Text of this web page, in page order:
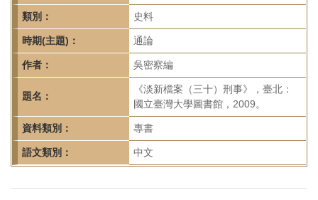
灣
史
研
究
所-
首
頁
類別： 史料
時期(主題)： 通論
作者： 吳密察編
題名：
《淡新檔案（三十）刑事》，臺北：
國立臺灣大學圖書館，2009。
資料類別： 專書
語文類別： 中文